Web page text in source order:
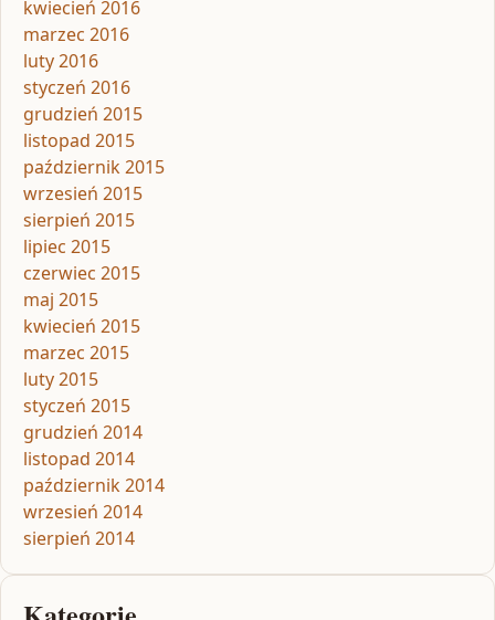
kwiecień 2016
marzec 2016
luty 2016
styczeń 2016
grudzień 2015
listopad 2015
październik 2015
wrzesień 2015
sierpień 2015
lipiec 2015
czerwiec 2015
maj 2015
kwiecień 2015
marzec 2015
luty 2015
styczeń 2015
grudzień 2014
listopad 2014
październik 2014
wrzesień 2014
sierpień 2014